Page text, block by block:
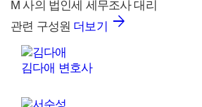
M 사의 법인세 세무조사 대리
관련 구성원 더보기
김다애 변호사